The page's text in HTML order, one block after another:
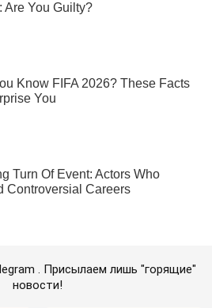
. Присылаем лишь "горящие"
новости!